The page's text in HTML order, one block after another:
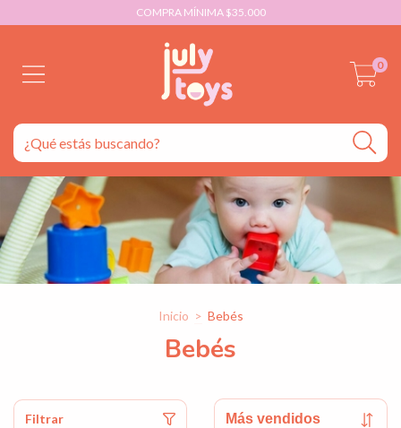
COMPRA MÍNIMA $35.000
0
Inicio > Bebés
Bebés
Filtrar